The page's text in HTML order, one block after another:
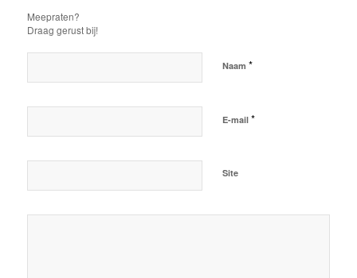
Meepraten?
Draag gerust bij!
Naam *
E-mail *
Site